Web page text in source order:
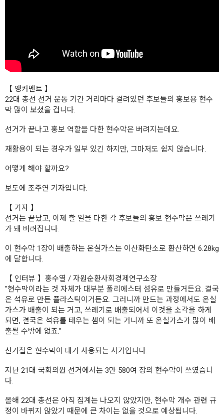
【 앵커멘트 】
22대 총선 선거 운동 기간 거리마다 걸려있던 후보들의 홍보용 현수
막 많이 보셨을 겁니다.
선거가 끝나고 홍보 역할을 다한 현수막은 버려지는데요.
재활용이 되는 경우가 일부 있긴 하지만, 그마저도 쉽지 않습니다.
어떻게 해야 할까요?
보도에 조주연 기자입니다.
【 기자 】
선거는 끝났고, 이제 할 일을 다한 각 후보들의 홍보 현수막은 쓰레기
가 돼 버려집니다.
이 현수막 1장이 배출하는 온실가스는 이산화탄소로 환산하면 6.28kg
에 달합니다.
【 인터뷰 】홍수열 / 자원순환사회경제연구소장
"현수막이라는 것 자체가 대부분 폴리에스터 섬유로 만들거든요. 결국
은 석유로 만든 플라스틱이거든요. 그러니까 만드는 과정에서도 온실
가스가 배출이 되는 거고, 쓰레기로 배출되어서 이것을 소각을 하게
되면, 결국은 석유를 태우는 셈이 되는 거니까 또 온실가스가 많이 배
출될 수밖에 없죠."
선거철은 현수막이 대거 사용되는 시기입니다.
지난 21대 국회의원 선거에서는 3만 580여 장의 현수막이 쓰였습니
다.
올해 22대 총선은 아직 집계는 나오지 않았지만, 현수막 개수 관련 규
정이 바뀌지 않았기 때문에 큰 차이는 없을 것으로 예상됩니다.